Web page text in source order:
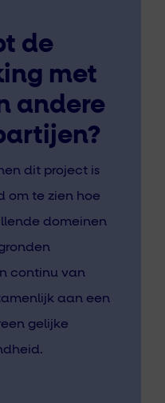
de
met
andere
dit project is
om te zien hoe
domeinen
continu van
aan een
gelijke